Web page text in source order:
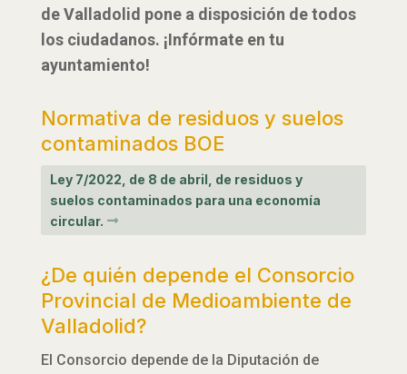
de Valladolid pone a disposición de todos
los ciudadanos. ¡Infórmate en tu
ayuntamiento!
Normativa de residuos y suelos
contaminados BOE
Ley 7/2022, de 8 de abril, de residuos y
suelos contaminados para una economía
circular.
¿De quién depende el Consorcio
Provincial de Medioambiente de
Valladolid?
El Consorcio depende de la Diputación de